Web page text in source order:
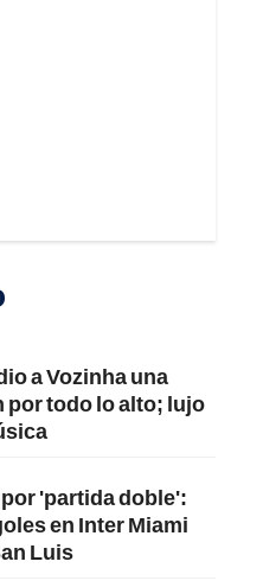
a Vozinha una
por todo lo alto; lujo
'partida doble':
en Inter Miami
Luis